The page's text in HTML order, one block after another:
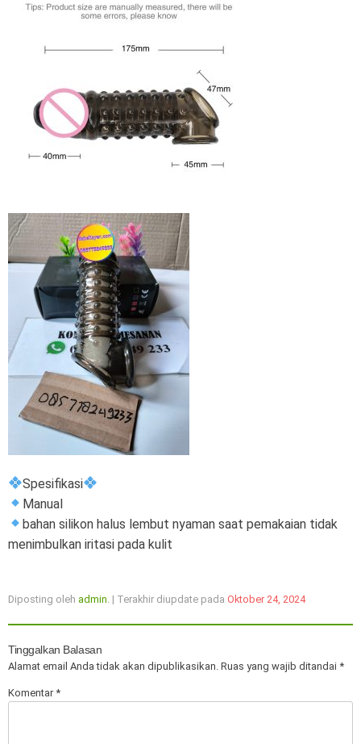
Spesifikasi
Manual
bahan silikon halus lembut nyaman saat pemakaian tidak
menimbulkan iritasi pada kulit
Diposting oleh admin . | Terakhir diupdate pada Oktober 24, 2024
Tinggalkan Balasan
Alamat email Anda tidak akan dipublikasikan. Ruas yang wajib ditandai *
Komentar*